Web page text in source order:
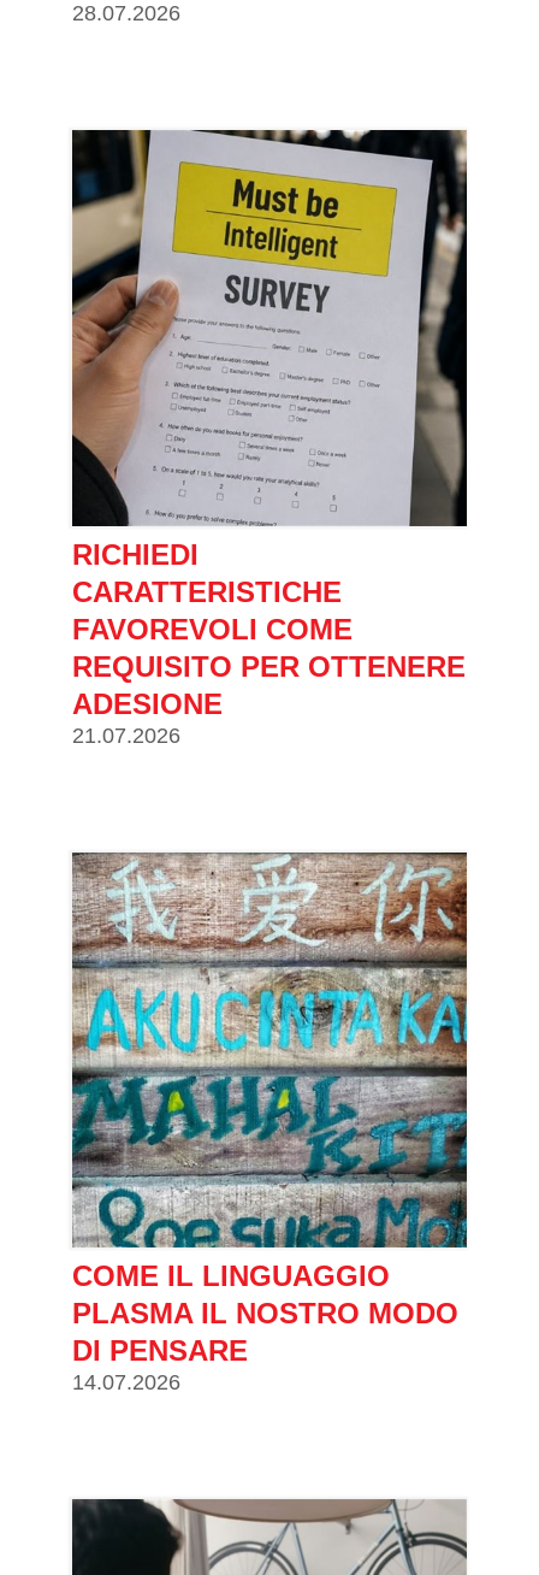
28.07.2026
RICHIEDI
CARATTERISTICHE
FAVOREVOLI COME
REQUISITO PER OTTENERE
ADESIONE
21.07.2026
COME IL LINGUAGGIO
PLASMA IL NOSTRO MODO
DI PENSARE
14.07.2026